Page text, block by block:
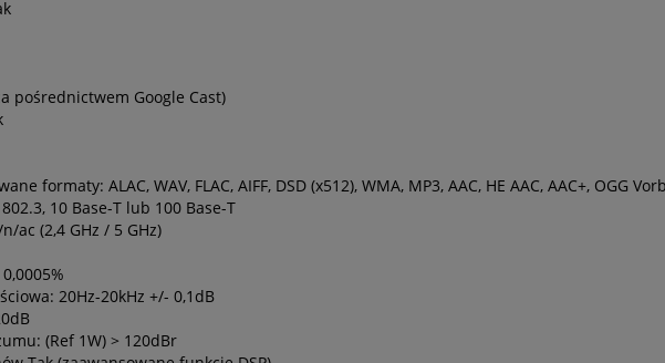
pośrednictwem Google Cast)
formaty: ALAC, WAV, FLAC, AIFF, DSD (x512), WMA, MP3, AAC, HE AAC, AAC+, OGG
10 Base-T lub 100 Base-T
ac (2,4 GHz / 5 GHz)
20Hz-20kHz +/- 0,1dB
(Ref 1W) > 120dBr